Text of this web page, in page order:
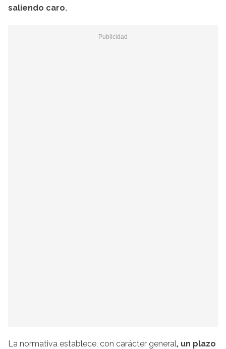
saliendo caro.
La normativa establece, con carácter general, un plazo